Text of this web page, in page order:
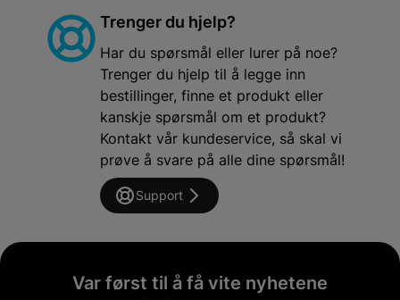
Trenger du hjelp?
Har du spørsmål eller lurer på noe?
Trenger du hjelp til å legge inn
bestillinger, finne et produkt eller
kanskje spørsmål om et produkt?
Kontakt vår kundeservice, så skal vi
prøve å svare på alle dine spørsmål!
Support
Var først til å få vite nyhetene